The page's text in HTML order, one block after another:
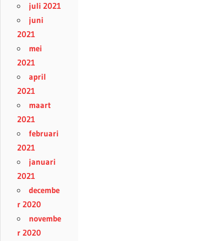
juli 2021
juni
2021
mei
2021
april
2021
maart
2021
februari
2021
januari
2021
decembe
r 2020
novembe
r 2020